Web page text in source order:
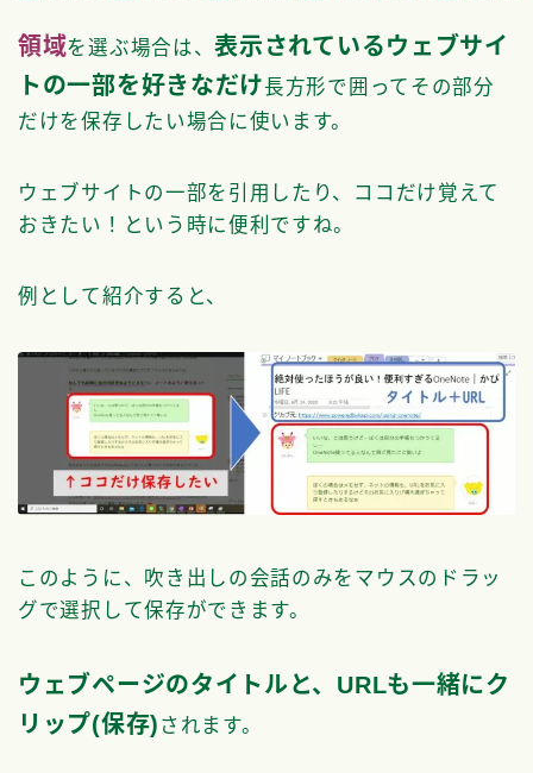
領域を選ぶ場合は、表示されているウェブサイ
トの一部を好きなだけ長方形で囲ってその部分
だけを保存したい場合に使います。
ウェブサイトの一部を引用したり、ココだけ覚えて
おきたい！という時に便利ですね。
例として紹介すると、
このように、吹き出しの会話のみをマウスのドラッ
グで選択して保存ができます。
ウェブページのタイトルと、URLも一緒にク
リップ(保存) されます。